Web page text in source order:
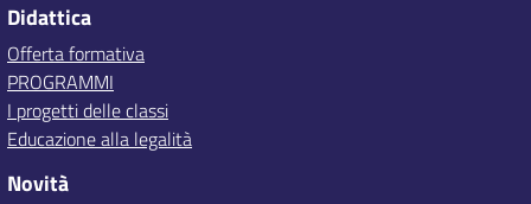
Didattica
Offerta formativa
PROGRAMMI
I progetti delle classi
Educazione alla legalità
Novità